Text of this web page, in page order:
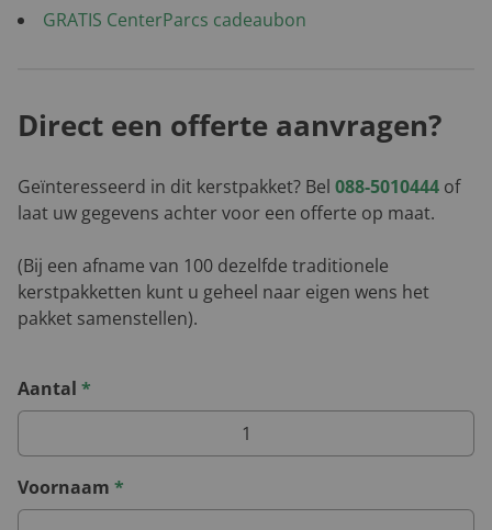
GRATIS CenterParcs cadeaubon
Direct een offerte aanvragen?
Geïnteresseerd in dit kerstpakket? Bel 088-5010444 of
laat uw gegevens achter voor een offerte op maat.
(Bij een afname van 100 dezelfde traditionele
kerstpakketten kunt u geheel naar eigen wens het
pakket samenstellen).
Aantal *
Voornaam *